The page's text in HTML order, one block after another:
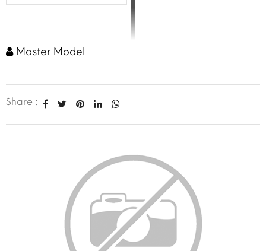
Master Model
Share :